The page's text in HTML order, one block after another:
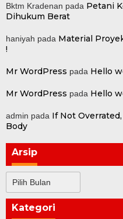
Bktm Kradenan pada Petani
Dihukum Berat
haniyah pada Material
!
Mr WordPress pada Hello
Mr WordPress pada Hello
admin pada If Not Overrated,
Body
Arsip
Kategori